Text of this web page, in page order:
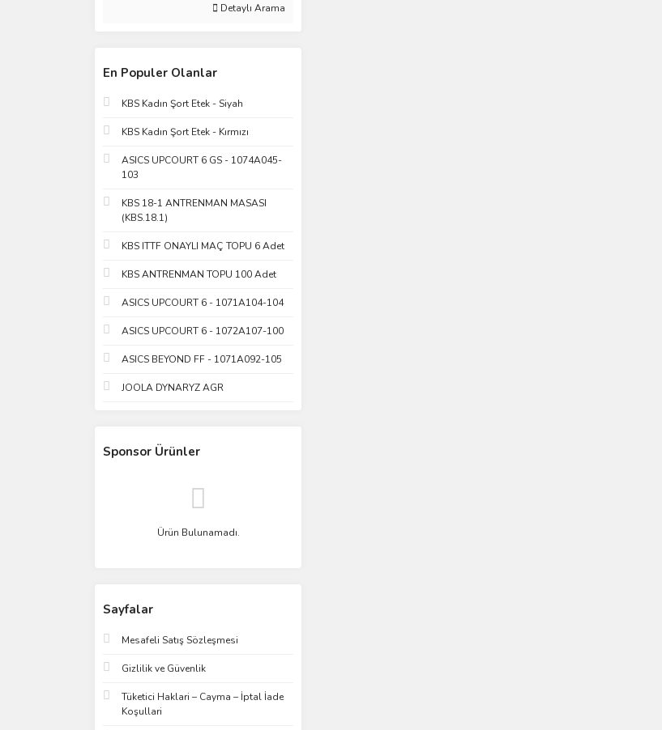
Detaylı Arama
En Populer Olanlar
KBS Kadın Şort Etek - Siyah
KBS Kadın Şort Etek - Kırmızı
ASICS UPCOURT 6 GS - 1074A045-
103
KBS 18-1 ANTRENMAN MASASI
(KBS.18.1)
KBS ITTF ONAYLI MAÇ TOPU 6 Adet
KBS ANTRENMAN TOPU 100 Adet
ASICS UPCOURT 6 - 1071A104-104
ASICS UPCOURT 6 - 1072A107-100
ASICS BEYOND FF - 1071A092-105
JOOLA DYNARYZ AGR
Sponsor Ürünler
Ürün Bulunamadı.
Sayfalar
Mesafeli Satış Sözleşmesi
Gizlilik ve Güvenlik
Tüketici Haklari – Cayma – İptal İade
Koşullari